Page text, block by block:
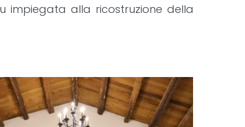
impiegata alla ricostruzione della